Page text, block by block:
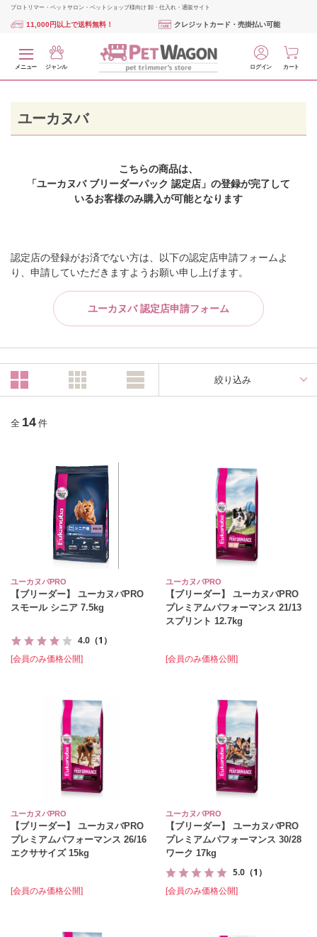
プロトリマー・ペットサロン・ペットショップ様向け 卸・仕入れ・通販サイト
11,000円以上で送料無料！ クレジットカード・売掛払い可能
メニュー ジャンル ログイン カート
ユーカヌバ
こちらの商品は、
「ユーカヌバ ブリーダーパック 認定店」の登録が完了して
いるお客様のみ購入が可能となります
認定店の登録がお済でない方は、以下の認定店申請フォームよ
り、申請していただきますようお願い申し上げます。
ユーカヌバ 認定店申請フォーム
絞り込み
全 14 件
ユーカヌバPRO
【ブリーダー】 ユーカヌバPRO
スモール シニア 7.5kg
4.0 （1）
[会員のみ価格公開]
ユーカヌバPRO
【ブリーダー】 ユーカヌバPRO
プレミアムパフォーマンス 21/13
スプリント 12.7kg
[会員のみ価格公開]
ユーカヌバPRO
【ブリーダー】 ユーカヌバPRO
プレミアムパフォーマンス 26/16
エクササイズ 15kg
[会員のみ価格公開]
ユーカヌバPRO
【ブリーダー】 ユーカヌバPRO
プレミアムパフォーマンス 30/28
ワーク 17kg
5.0 （1）
[会員のみ価格公開]